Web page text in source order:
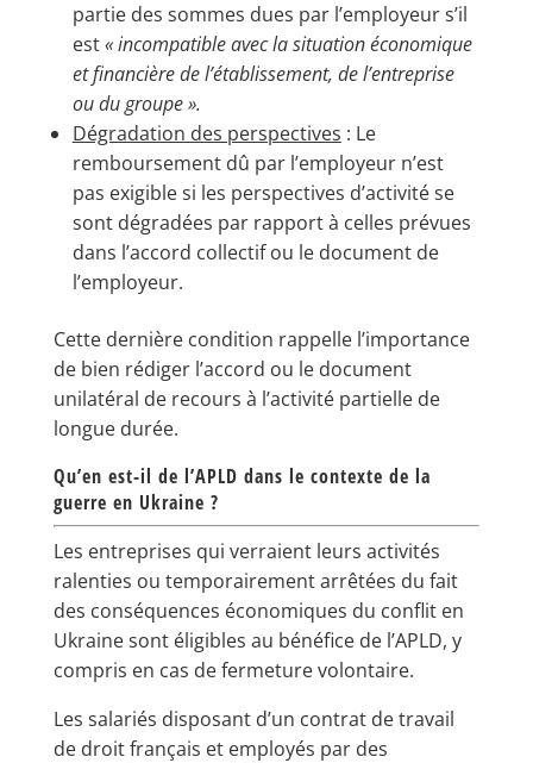
partie des sommes dues par l’employeur s’il
est« incompatible avec la situation économique
et financière de l’établissement, de l’entreprise
ou du groupe ».
Dégradation des perspectives : Le
remboursement dû par l’employeur n’est
pas exigible si les perspectives d’activité se
sont dégradées par rapport à celles prévues
dans l’accord collectif ou le document de
l’employeur.
Cette dernière condition rappelle l’importance
de bien rédiger l’accord ou le document
unilatéral de recours à l’activité partielle de
longue durée.
Qu’en est-il de l’APLD dans le contexte de la
guerre en Ukraine ?
Les entreprises qui verraient leurs activités
ralenties ou temporairement arrêtées du fait
des conséquences économiques du conflit en
Ukraine sont éligibles au bénéfice de l’APLD, y
compris en cas de fermeture volontaire.
Les salariés disposant d’un contrat de travail
de droit français et employés par des